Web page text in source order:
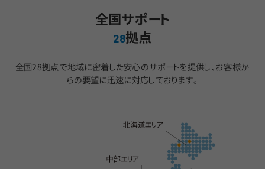
全国サポート
28拠点
全国28拠点で地域に密着した安心のサポートを提供し、お客様か
らの要望に迅速に対応しております。